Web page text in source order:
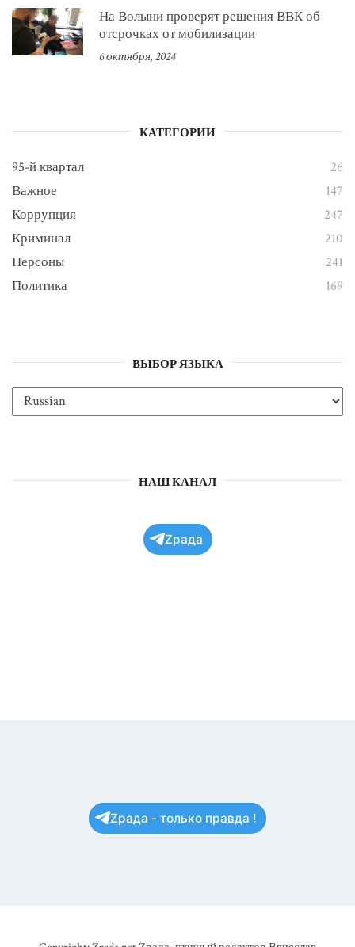
На Волыни проверят решения ВВК об
отсрочках от мобилизации
6 октября, 2024
КАТЕГОРИИ
95-й квартал
26
Важное
147
Коррупция
247
Криминал
210
Персоны
241
Политика
169
ВЫБОР ЯЗЫКА
НАШ КАНАЛ
Zрада
Zрада - только правда !